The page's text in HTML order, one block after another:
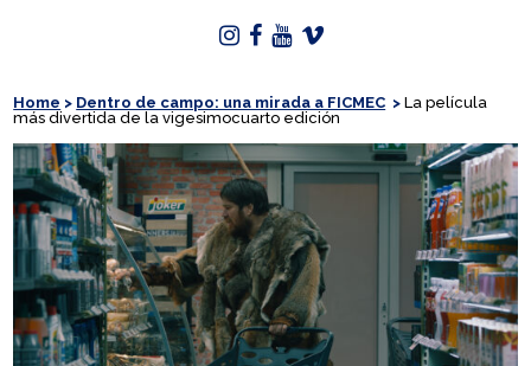
Home > Dentro de campo: una mirada a FICMEC >La película
más divertida de la vigesimocuarto edición